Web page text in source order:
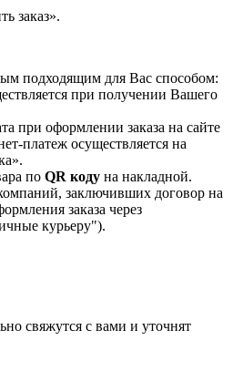
заказ».
подходящим для Вас способом:
при получении Вашего
при оформлении заказа на сайте
платеж осуществляется на
по QR коду на накладной.
заключивших договор на
заказа через
курьеру").
свяжутся с вами и уточнят